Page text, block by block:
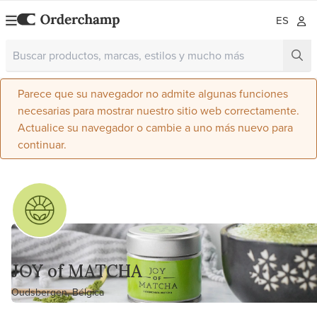
ES
Parece que su navegador no admite algunas funciones
necesarias para mostrar nuestro sitio web correctamente.
Actualice su navegador o cambie a uno más nuevo para
continuar.
JOY of MATCHA
Oudsbergen, Bélgica